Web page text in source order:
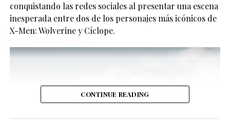
conquistando las redes sociales al presentar una escena
inesperada entre dos de los personajes más icónicos de
X-Men: Wolverine y Cíclope.
CONTINUE READING